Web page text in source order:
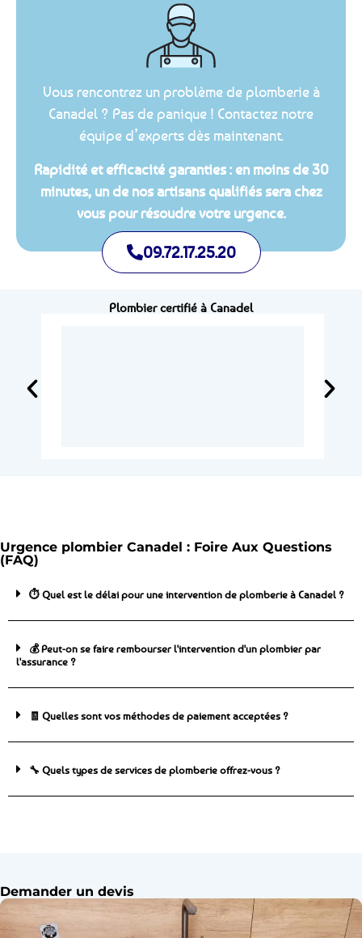
Vous rencontrez un problème de plomberie à
Canadel ? Pas de panique ! Contactez notre
équipe d’experts dès maintenant.
Rapidité et efficacité garanties : en moins de 30
minutes, un de nos artisans qualifiés sera chez
vous pour résoudre votre urgence.
09.72.17.25.20
Plombier certifié à Canadel
Urgence plombier Canadel : Foire Aux Questions
(FAQ)
⏱️ Quel est le délai pour une intervention de plomberie à Canadel ?
💰 Peut-on se faire rembourser l'intervention d'un plombier par
l'assurance ?
🧾 Quelles sont vos méthodes de paiement acceptées ?
🔧 Quels types de services de plomberie offrez-vous ?
Demander un devis